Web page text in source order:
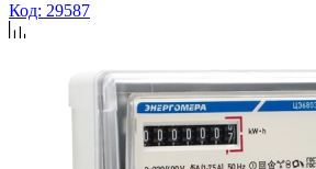
Код: 29587